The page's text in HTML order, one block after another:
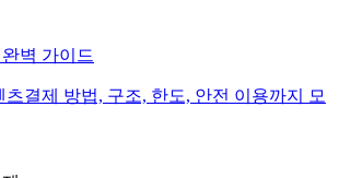
벽 가이드
결제 방법, 구조, 한도, 안전 이용까지 모